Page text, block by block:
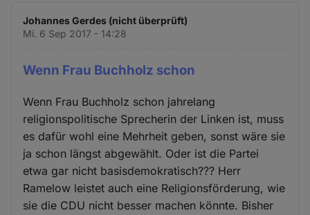
Johannes Gerdes (nicht überprüft)
Mi. 6 Sep 2017 - 14:28
Wenn Frau Buchholz schon
Wenn Frau Buchholz schon jahrelang
religionspolitische Sprecherin der Linken ist, muss
es dafür wohl eine Mehrheit geben, sonst wäre sie
ja schon längst abgewählt. Oder ist die Partei
etwa gar nicht basisdemokratisch??? Herr
Ramelow leistet auch eine Religionsförderung, wie
sie die CDU nicht besser machen könnte. Bisher